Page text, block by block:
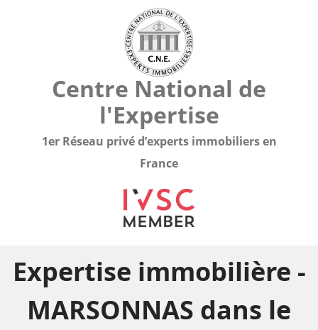
Centre National de
l'Expertise
1er Réseau privé d’experts immobiliers en
France
Expertise immobilière -
MARSONNAS dans le